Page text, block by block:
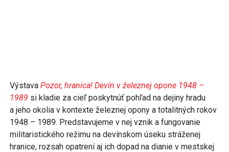
Výstava Pozor, hranica! Devín v železnej opone 1948 –
1989 si kladie za cieľ poskytnúť pohľad na dejiny hradu
a jeho okolia v kontexte železnej opony a totalitných rokov
1948 – 1989. Predstavujeme v nej vznik a fungovanie
militaristického režimu na devínskom úseku stráženej
hranice, rozsah opatrení aj ich dopad na dianie v mestskej